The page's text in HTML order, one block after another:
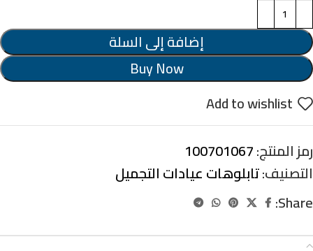
إضافة إلى السلة
Buy Now
Add to wishlist
رمز المنتج:100701067
التصنيف:تابلوهات عيادات التجميل
Share: